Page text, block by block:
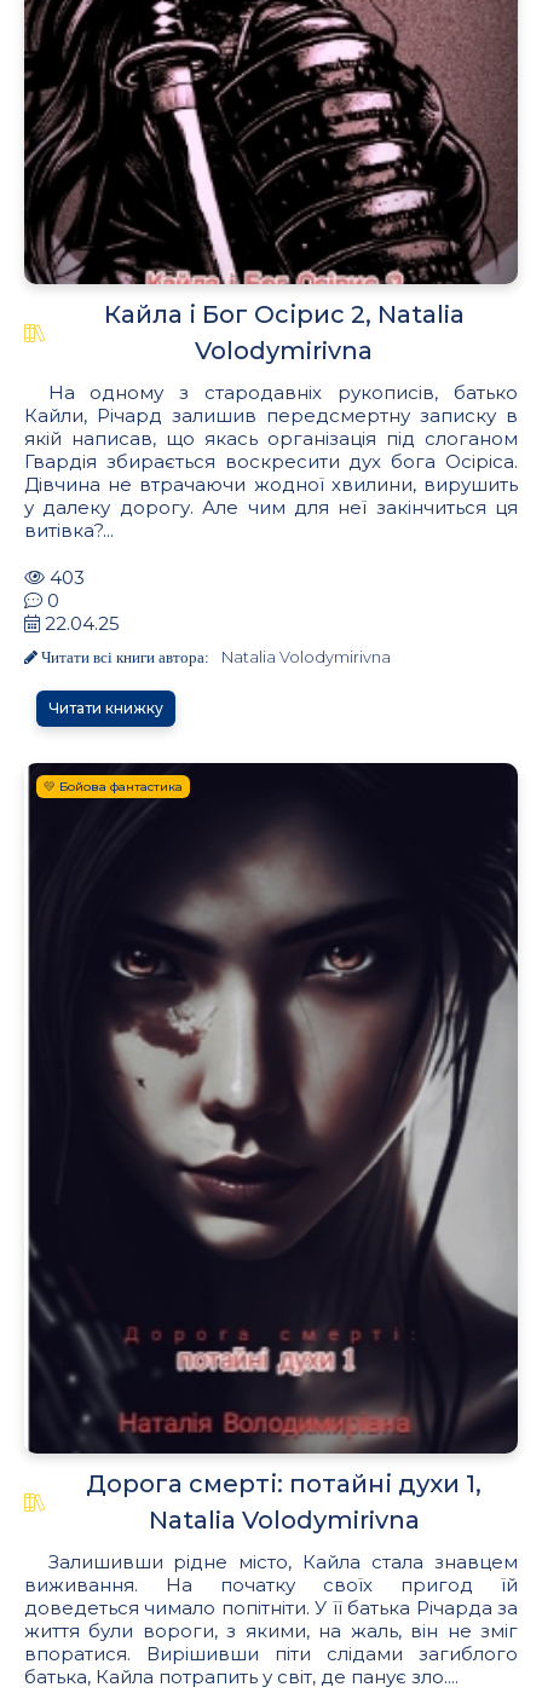
Кайла і Бог Осірис 2, Natalia
Volodymirivna
На одному з стародавніх рукописів, батько
Кайли, Річард залишив передсмертну записку в
якій написав, що якась організація під слоганом
Гвардія збирається воскресити дух бога Осіріса.
Дівчина не втрачаючи жодної хвилини, вирушить
у далеку дорогу. Але чим для неї закінчиться ця
витівка?...
403
0
22.04.25
Читати всі книги автора: Natalia Volodymirivna
Читати книжку
💛 Бойова фантастика
Дорога смерті: потайні духи 1,
Natalia Volodymirivna
Залишивши рідне місто, Кайла стала знавцем
виживання. На початку своїх пригод їй
доведеться чимало попітніти. У її батька Річарда за
життя були вороги, з якими, на жаль, він не зміг
впоратися. Вирішивши піти слідами загиблого
батька, Кайла потрапить у світ, де панує зло....